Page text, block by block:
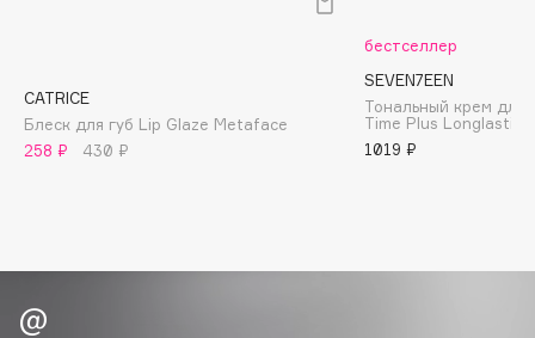
Brunello Cucinelli
Bvlgari
CATRICE
Блеск для губ Lip Glaze Metaface
258 ₽
430 ₽
бестселлер
SEVEN7EEN
Тональный крем
Time Plus
1019 ₽